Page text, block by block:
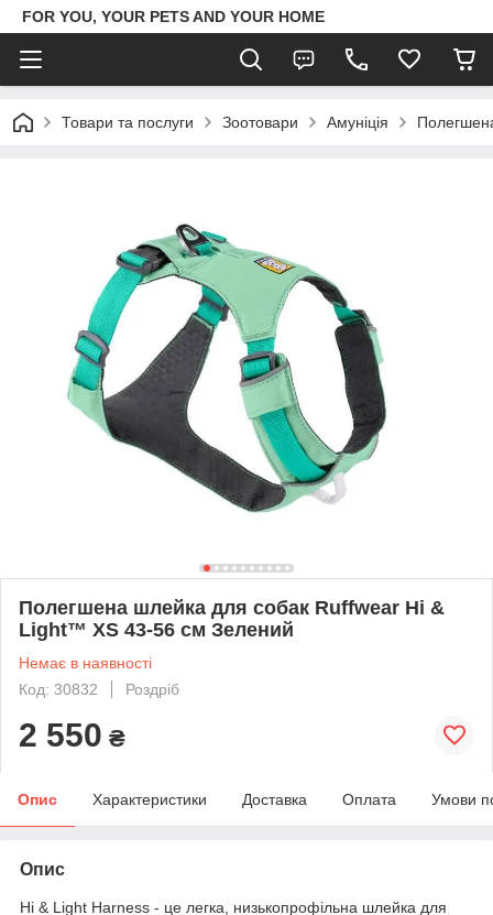
FOR YOU, YOUR PETS AND YOUR HOME
Товари та послуги Зоотовари Амуніція
Полегшена шлейка для собак Ruffwear Hi &
Light™ XS 43-56 см Зелений
Немає в наявності
Код: 30832
Роздріб
2 550 ₴
Опис Характеристики Доставка Оплата Умови
Опис
Hi & Light Harness - це легка, низькопрофільна шлейка для